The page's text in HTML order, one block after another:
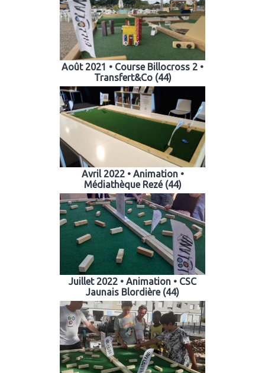
Août 2021 • Course Billocross 2 •
Transfert&Co (44)
Avril 2022 • Animation •
Médiathèque Rezé (44)
Juillet 2022 • Animation • CSC
Jaunais Blordière (44)